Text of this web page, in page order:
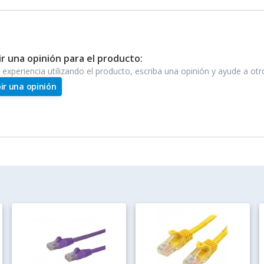
una opinión para el producto:
experiencia utilizando el producto, escriba una opinión y ayude a
una opinión